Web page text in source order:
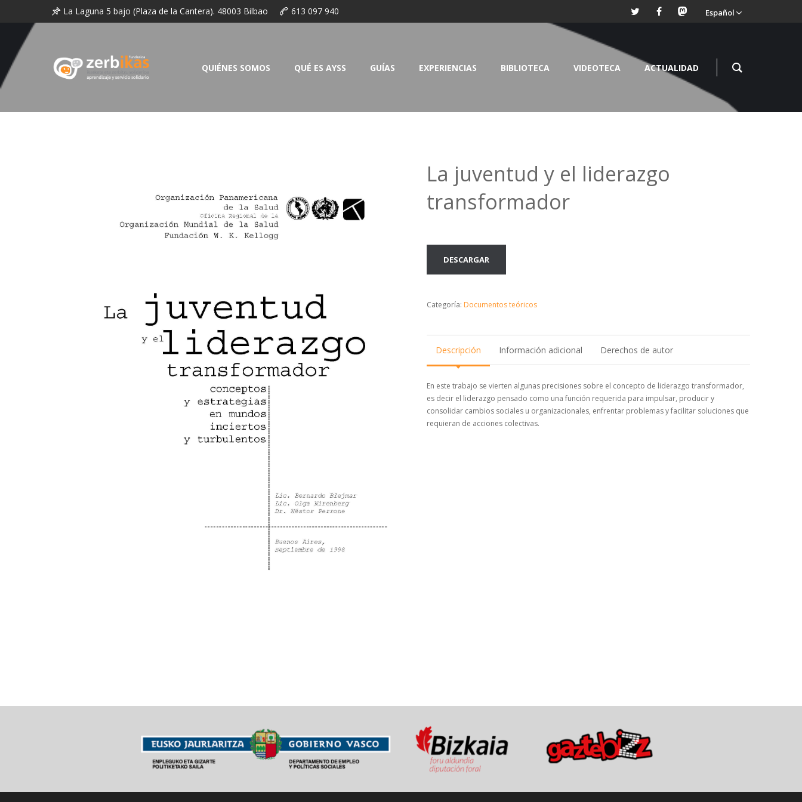
La Laguna 5 bajo (Plaza de la Cantera). 48003 Bilbao 613 097 940 Español
QUIÉNES SOMOS QUÉ ES AYSS GUÍAS EXPERIENCIAS BIBLIOTECA VIDEOTECA ACTUALIDAD
La juventud y el liderazgo
transformador
DESCARGAR
Categoría: Documentos teóricos
Descripción Información adicional Derechos de autor
En este trabajo se vierten algunas precisiones sobre el concepto de liderazgo transformador,
es decir el liderazgo pensado como una función requerida para impulsar, producir y
consolidar cambios sociales u organizacionales, enfrentar problemas y facilitar soluciones que
requieran de acciones colectivas.